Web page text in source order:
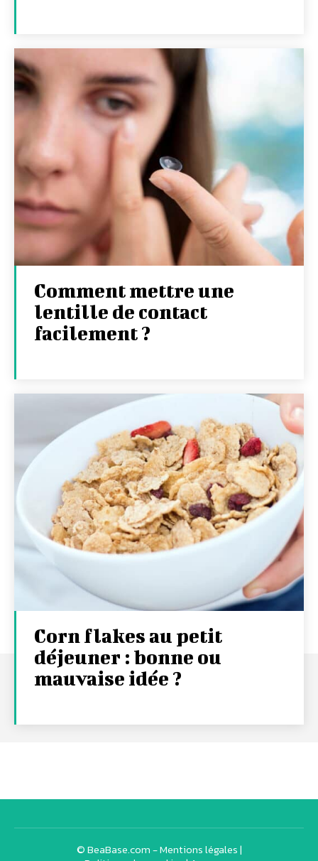
Comment mettre une
lentille de contact
facilement ?
Corn flakes au petit
déjeuner : bonne ou
mauvaise idée ?
© BeaBase.com -Mentions légales|